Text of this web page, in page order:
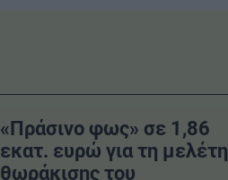
«Πράσινο φως» σε 1,86
εκατ. ευρώ για τη μελέτη
θωράκισης του